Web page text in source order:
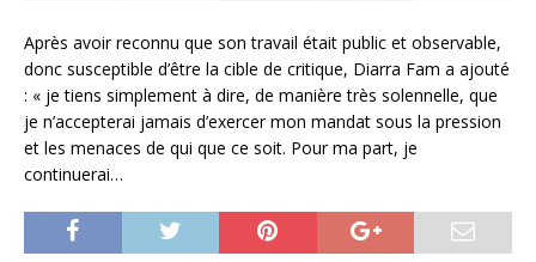
Après avoir reconnu que son travail était public et observable,
donc susceptible d’être la cible de critique, Diarra Fam a ajouté
: « je tiens simplement à dire, de manière très solennelle, que
je n’accepterai jamais d’exercer mon mandat sous la pression
et les menaces de qui que ce soit. Pour ma part, je
continuerai…